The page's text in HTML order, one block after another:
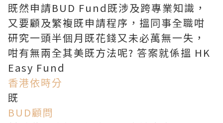
既然申請BUD Fund既涉及跨專業知識，
又要顧及繁複既申請程序，搵同事全職咁
研究一頭半個月既花錢又未必萬無一失，
咁有無兩全其美既方法呢? 答案就係搵 HK
Easy Fund
香港依時分
既
BUD顧問